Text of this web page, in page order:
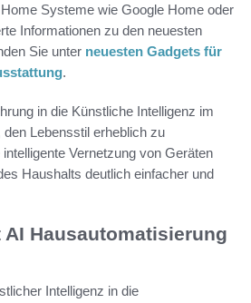
Systeme wie Google Home oder
Informationen zu den neuesten
Sie unter neuesten Gadgets für
.
in die Künstliche Intelligenz im
Lebensstil erheblich zu
Vernetzung von Geräten
Haushalts deutlich einfacher und
Hausautomatisierung
Intelligenz in die